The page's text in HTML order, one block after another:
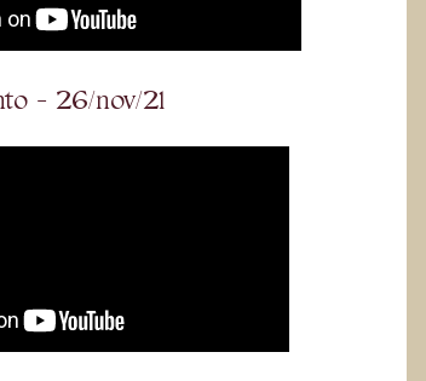
- 26/nov/21